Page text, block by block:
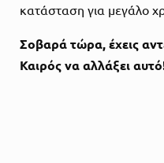
κατάσταση για μεγάλο
Σοβαρά τώρα, έχεις
Καιρός να αλλάξει